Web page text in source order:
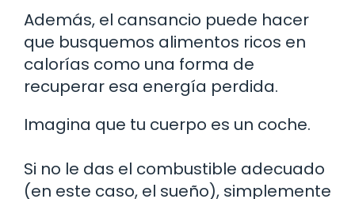
Además, el cansancio puede hacer
que busquemos alimentos ricos en
calorías como una forma de
recuperar esa energía perdida.
Imagina que tu cuerpo es un coche.
Si no le das el combustible adecuado
(en este caso, el sueño), simplemente